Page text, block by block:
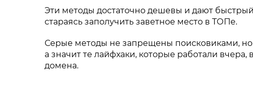
Эти методы достаточно дешевы и дают быстрый
стараясь заполучить заветное место в ТОПе.
Серые методы не запрещены поисковиками,
а значит те лайфхаки, которые работали
домена.